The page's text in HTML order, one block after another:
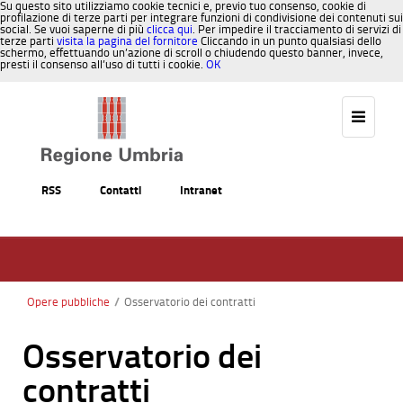
Su questo sito utilizziamo cookie tecnici e, previo tuo consenso, cookie di
profilazione di terze parti per integrare funzioni di condivisione dei contenuti sui
social. Se vuoi saperne di più clicca qui. Per impedire il tracciamento di servizi di
terze parti visita la pagina del fornitore Cliccando in un punto qualsiasi dello
schermo, effettuando un’azione di scroll o chiudendo questo banner, invece,
presti il consenso all’uso di tutti i cookie. OK
RSS Contatti Intranet
Opere pubbliche / Osservatorio dei contratti
Osservatorio dei
contratti